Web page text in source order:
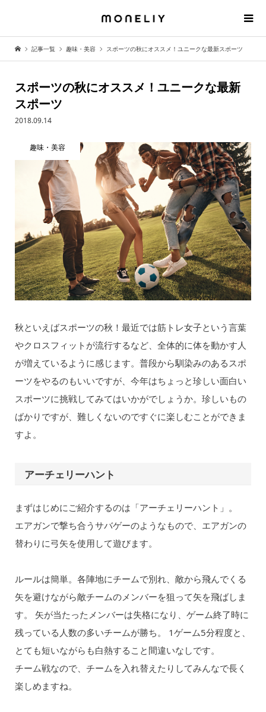
記事一覧 趣味・美容 スポーツの秋にオススメ！ユニークな最新スポーツ
スポーツの秋にオススメ！ユニークな最新
スポーツ
2018.09.14
趣味・美容
秋といえばスポーツの秋！最近では筋トレ女子という言葉
やクロスフィットが流行するなど、全体的に体を動かす人
が増えているように感じます。普段から馴染みのあるスポ
ーツをやるのもいいですが、今年はちょっと珍しい面白い
スポーツに挑戦してみてはいかがでしょうか。珍しいもの
ばかりですが、難しくないのですぐに楽しむことができま
すよ。
アーチェリーハント
まずはじめにご紹介するのは「アーチェリーハント」。
エアガンで撃ち合うサバゲーのようなもので、エアガンの
替わりに弓矢を使用して遊びます。
ルールは簡単。各陣地にチームで別れ、敵から飛んでくる
矢を避けながら敵チームのメンバーを狙って矢を飛ばしま
す。 矢が当たったメンバーは失格になり、ゲーム終了時に
残っている人数の多いチームが勝ち。 1ゲーム5分程度と、
とても短いながらも白熱すること間違いなしです。
チーム戦なので、チームを入れ替えたりしてみんなで長く
楽しめますね。